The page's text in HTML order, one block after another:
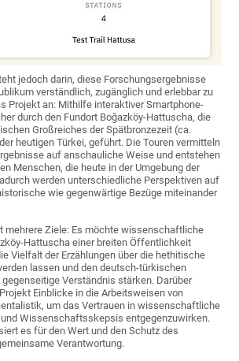
jedoch darin, diese Forschungsergebnisse
verständlich, zugänglich und erlebbar zu
Projekt an: Mithilfe interaktiver Smartphone-
durch den Fundort Boğazköy-Hattuscha, die
Großreiches der Spätbronzezeit (ca.
heutigen Türkei, geführt. Die Touren vermitteln
auf anschauliche Weise und entstehen
Menschen, die heute in der Umgebung der
werden unterschiedliche Perspektiven auf
wie gegenwärtige Bezüge miteinander
mehrere Ziele: Es möchte wissenschaftliche
Hattuscha einer breiten Öffentlichkeit
Vielfalt der Erzählungen über die hethitische
lassen und den deutsch-türkischen
Verständnis stärken. Darüber
Einblicke in die Arbeitsweisen von
um das Vertrauen in wissenschaftliche
Wissenschaftsskepsis entgegenzuwirken.
es für den Wert und den Schutz des
Verantwortung.